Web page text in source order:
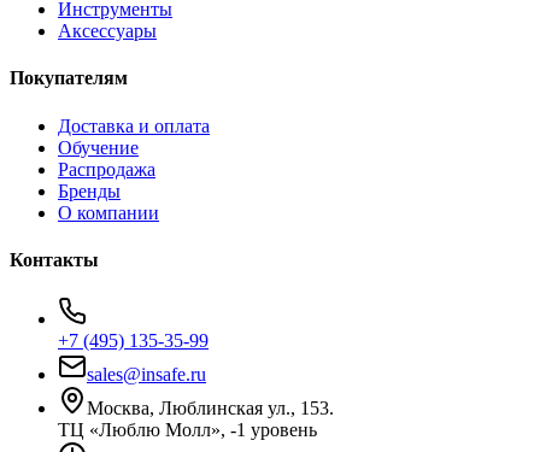
Инструменты
Аксессуары
Покупателям
Доставка и оплата
Обучение
Распродажа
Бренды
О компании
Контакты
+7 (495) 135-35-99
sales@insafe.ru
Москва, Люблинская ул., 153.
ТЦ «Люблю Молл», -1 уровень